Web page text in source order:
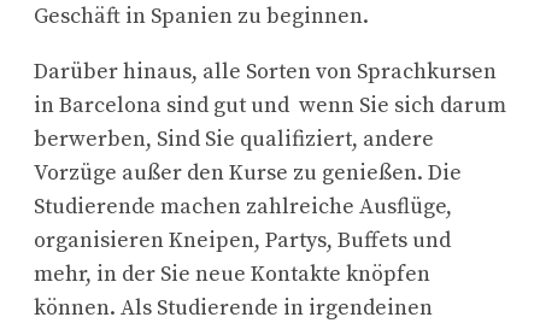
Geschäft in Spanien zu beginnen.
Darüber hinaus, alle Sorten von Sprachkursen
in Barcelona sind gut und wenn Sie sich darum
berwerben, Sind Sie qualifiziert, andere
Vorzüge außer den Kurse zu genießen. Die
Studierende machen zahlreiche Ausflüge,
organisieren Kneipen, Partys, Buffets und
mehr, in der Sie neue Kontakte knöpfen
können. Als Studierende in irgendeinen